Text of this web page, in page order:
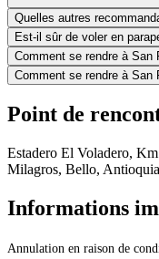
Quelles autres
Est-il sûr de voler en
Comment se rendre à
Comment se rendre à
Point de
Estadero El Voladero,
Milagros, Bello, Antioquia
Informations
Annulation en raison de